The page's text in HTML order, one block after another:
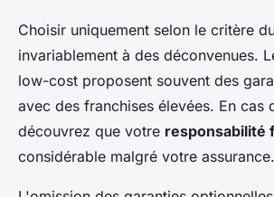
Choisir uniquement selon le critère
invariablement à des déconvenues.
low-cost proposent souvent des
avec des franchises élevées. En cas
découvrez que votre responsabilité
considérable malgré votre assurance.